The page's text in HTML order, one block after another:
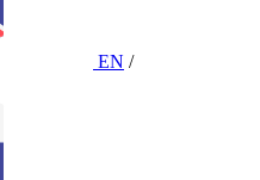
EN /